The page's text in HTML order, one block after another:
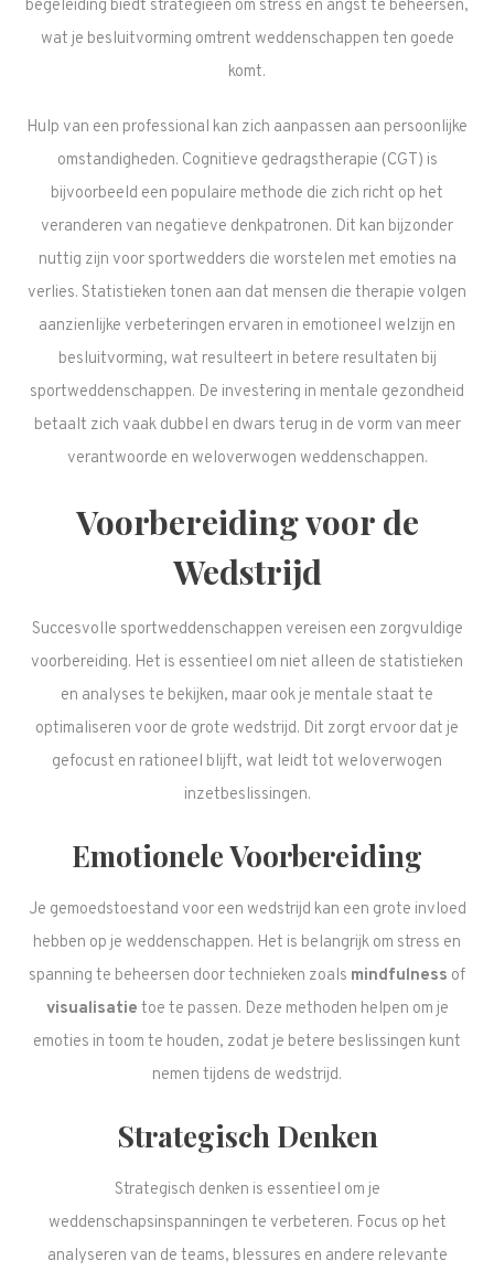
begeleiding biedt strategieën om stress en angst te beheersen,
wat je besluitvorming omtrent weddenschappen ten goede
komt.
Hulp van een professional kan zich aanpassen aan persoonlijke
omstandigheden. Cognitieve gedragstherapie (CGT) is
bijvoorbeeld een populaire methode die zich richt op het
veranderen van negatieve denkpatronen. Dit kan bijzonder
nuttig zijn voor sportwedders die worstelen met emoties na
verlies. Statistieken tonen aan dat mensen die therapie volgen
aanzienlijke verbeteringen ervaren in emotioneel welzijn en
besluitvorming, wat resulteert in betere resultaten bij
sportweddenschappen. De investering in mentale gezondheid
betaalt zich vaak dubbel en dwars terug in de vorm van meer
verantwoorde en weloverwogen weddenschappen.
Voorbereiding voor de
Wedstrijd
Succesvolle sportweddenschappen vereisen een zorgvuldige
voorbereiding. Het is essentieel om niet alleen de statistieken
en analyses te bekijken, maar ook je mentale staat te
optimaliseren voor de grote wedstrijd. Dit zorgt ervoor dat je
gefocust en rationeel blijft, wat leidt tot weloverwogen
inzetbeslissingen.
Emotionele Voorbereiding
Je gemoedstoestand voor een wedstrijd kan een grote invloed
hebben op je weddenschappen. Het is belangrijk om stress en
spanning te beheersen door technieken zoals mindfulness of
visualisatie toe te passen. Deze methoden helpen om je
emoties in toom te houden, zodat je betere beslissingen kunt
nemen tijdens de wedstrijd.
Strategisch Denken
Strategisch denken is essentieel om je
weddenschapsinspanningen te verbeteren. Focus op het
analyseren van de teams, blessures en andere relevante